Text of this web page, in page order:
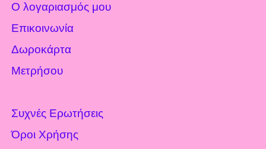
Ο λογαριασμός μου
Επικοινωνία
Δωροκάρτα
Μετρήσου
Συχνές Ερωτήσεις
Όροι Χρήσης